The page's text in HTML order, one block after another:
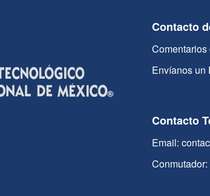
Contacto
Comentarios
Envíanos un
Contacto
Email: